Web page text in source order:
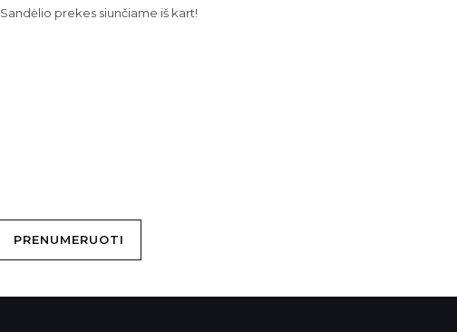
Sandėlio prekes siunčiame iš kart!
PRENUMERUOTI